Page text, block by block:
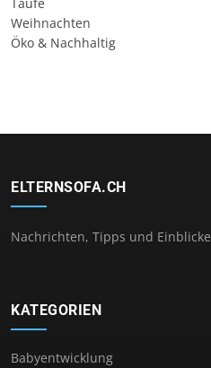
Weihnachten
Öko & Nachhaltig
ELTERNSOFA.CH
Nachrichten, Tipps und Einblicke
KATEGORIEN
Babyentwicklung